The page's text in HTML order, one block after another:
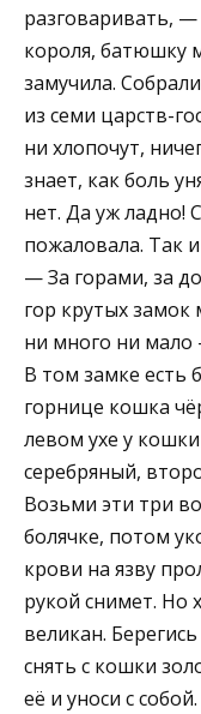
разговаривать,
короля, батюшку
замучила.
из семи царств-
ни хлопочут,
знает, как боль
нет. Да уж ладно!
пожаловала. Так
— За горами, за
гор крутых замок
ни много ни мало
В том замке есть
горнице кошка
левом ухе у
серебряный,
Возьми эти три
болячке, потом
крови на язву
рукой снимет. Но
великан.
снять с кошки
её и уноси с